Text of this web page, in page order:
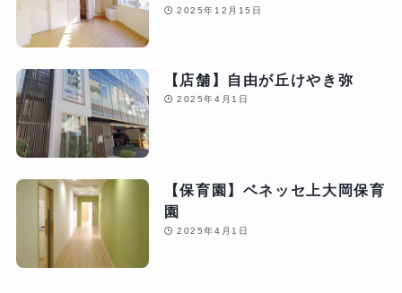
2025年12月15日
【店舗】自由が丘けやき弥
2025年4月1日
【保育園】ベネッセ上大岡保育
園
2025年4月1日